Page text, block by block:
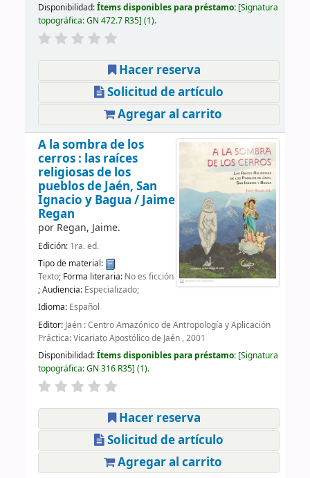
Disponibilidad:Ítems disponibles para préstamo: Signatura
topográfica:GN 472.7 R35 (1).
Hacer reserva
Solicitud de artículo
Agregar al carrito
A la sombra de los
cerros : las raíces
religiosas de los
pueblos de Jaén, San
Ignacio y Bagua /Jaime
Regan
por Regan, Jaime.
Edición: 1ra. ed.
Tipo de material:
Texto; Forma literaria: No es ficción
; Audiencia: Especializado;
Idioma: Español
Editor: Jaén : Centro Amazónico de Antropología y Aplicación
Práctica: Vicariato Apostólico de Jaén , 2001
Disponibilidad:Ítems disponibles para préstamo: Signatura
topográfica:GN 316 R35 (1).
Hacer reserva
Solicitud de artículo
Agregar al carrito